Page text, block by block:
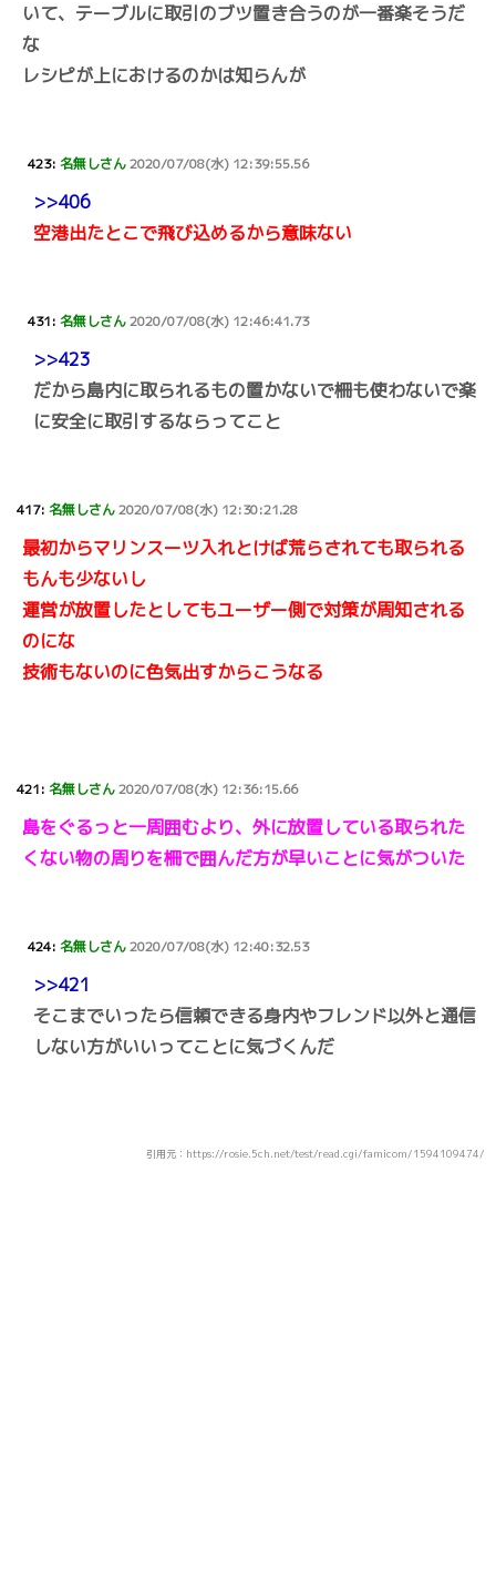
いて、テーブルに取引のブツ置き合うのが一番楽そうだ
な
レシピが上におけるのかは知らんが
423: 名無しさん2020/07/08(水) 12:39:55.56
>>406
空港出たとこで飛び込めるから意味ない
431: 名無しさん2020/07/08(水) 12:46:41.73
>>423
だから島内に取られるもの置かないで柵も使わないで楽
に安全に取引するならってこと
417: 名無しさん2020/07/08(水) 12:30:21.28
最初からマリンスーツ入れとけば荒らされても取られる
もんも少ないし
運営が放置したとしてもユーザー側で対策が周知される
のにな
技術もないのに色気出すからこうなる
421: 名無しさん2020/07/08(水) 12:36:15.66
島をぐるっと一周囲むより、外に放置している取られた
くない物の周りを柵で囲んだ方が早いことに気がついた
424: 名無しさん2020/07/08(水) 12:40:32.53
>>421
そこまでいったら信頼できる身内やフレンド以外と通信
しない方がいいってことに気づくんだ
引用元：https://rosie.5ch.net/test/read.cgi/famicom/1594109474/